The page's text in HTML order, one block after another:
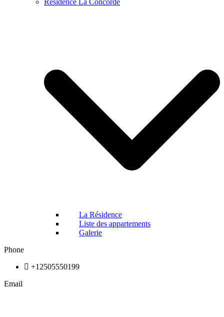
Résidence La Concorde
La Résidence
Liste des appartements
Galerie
Phone
+12505550199
Email